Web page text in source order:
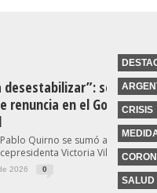
se suma
renuncia en el Gobierno
Quirno se sumó a las críticas
Victoria Villarruel...
2026 0
CRISIS
SALUD